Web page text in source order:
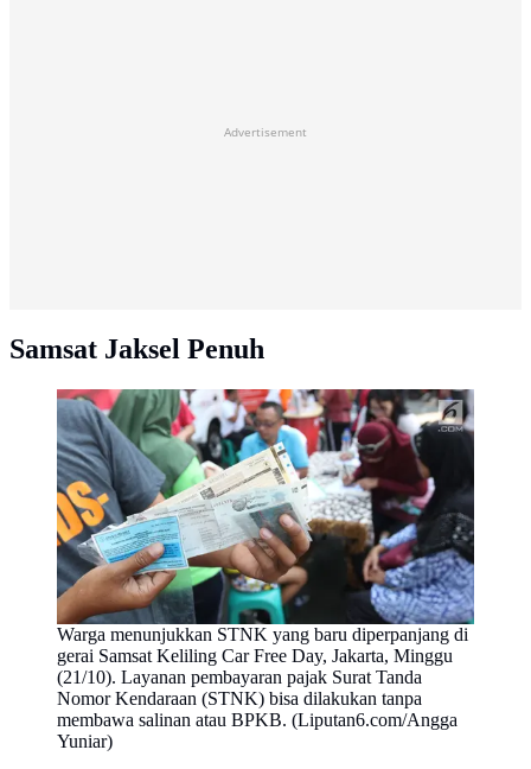
Advertisement
Samsat Jaksel Penuh
Warga menunjukkan STNK yang baru diperpanjang di
gerai Samsat Keliling Car Free Day, Jakarta, Minggu
(21/10). Layanan pembayaran pajak Surat Tanda
Nomor Kendaraan (STNK) bisa dilakukan tanpa
membawa salinan atau BPKB. (Liputan6.com/Angga
Yuniar)